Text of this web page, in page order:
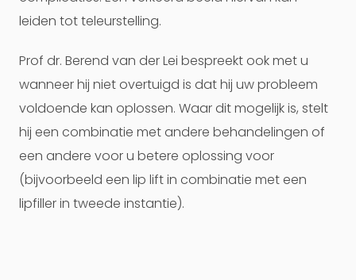
leiden tot teleurstelling.
Prof dr. Berend van der Lei bespreekt ook met u
wanneer hij niet overtuigd is dat hij uw probleem
voldoende kan oplossen. Waar dit mogelijk is, stelt
hij een combinatie met andere behandelingen of
een andere voor u betere oplossing voor
(bijvoorbeeld een lip lift in combinatie met een
lipfiller in tweede instantie).